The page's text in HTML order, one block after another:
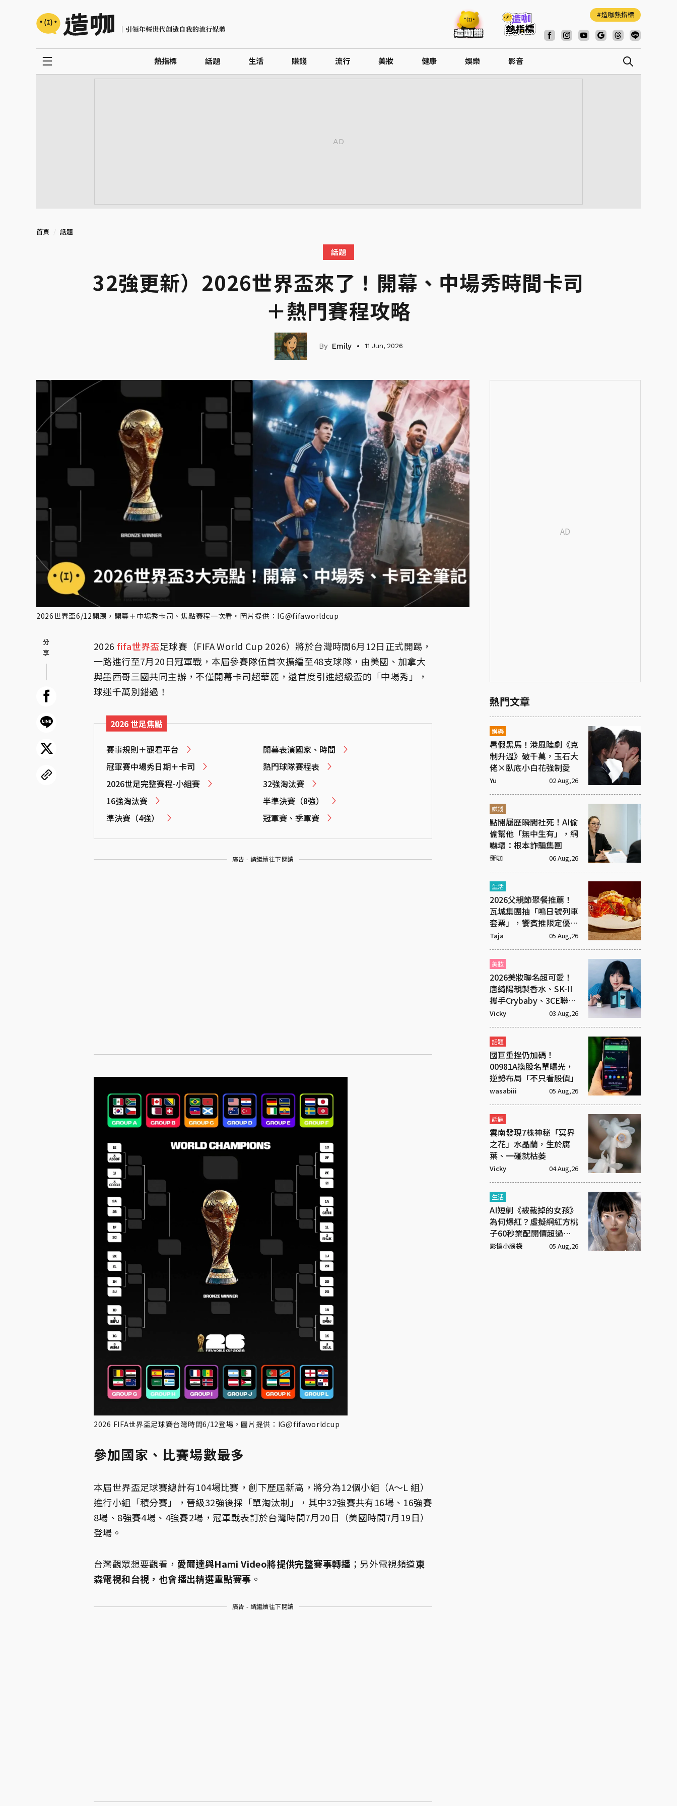
造咖熱指標
熱指標 話題 生活 賺錢 流行 美妝 健康 娛樂 影音
首頁 話題
話題
32強更新）2026世界盃來了！開幕、中場秀時間卡司
＋熱門賽程攻略
Emily 11 Jun, 2026
2026世界盃6/12開踢，開幕＋中場秀卡司、焦點賽程一次看。圖片提供：IG@fifaworldcup
2026 fifa世界盃足球賽（FIFA World Cup 2026）將於台灣時間6月12日正式開踢，
一路進行至7月20日冠軍戰，本屆參賽隊伍首次擴編至48支球隊，由美國、加拿大
與墨西哥三國共同主辦，不僅開幕卡司超華麗，還首度引進超級盃的「中場秀」，
球迷千萬別錯過！
2026 世足焦點
賽事規則＋觀看平台
開幕表演國家、時間
冠軍賽中場秀日期＋卡司
熱門球隊賽程表
2026世足完整賽程-小組賽
32強淘汰賽
16強淘汰賽
半準決賽（8強）
準決賽（4強）
冠軍賽、季軍賽
廣告 - 請繼續往下閱讀
2026 FIFA世界盃足球賽台灣時間6/12登場。圖片提供：IG@fifaworldcup
參加國家、比賽場數最多
本屆世界盃足球賽總計有104場比賽，創下歷屆新高，將分為12個小組（A～L 組）
進行小組「積分賽」，晉級32強後採「單淘汰制」，其中32強賽共有16場、16強賽
8場、8強賽4場、4強賽2場，冠軍戰表訂於台灣時間7月20日（美國時間7月19日）
登場。
台灣觀眾想要觀看， 愛爾達與Hami Video將提供完整賽事轉播 ；另外電視頻道東
森電視和台視，也會播出精選重點賽事 。
廣告 - 請繼續往下閱讀
熱門文章
娛樂
暑假黑馬！港風陸劇《克
制升溫》破千萬，玉石大
佬×臥底小白花強制愛
Yu 02 Aug,26
賺錢
點開履歷瞬間社死！AI偷
偷幫他「無中生有」，網
嚇壞：根本詐騙集團
掰咖 06 Aug,26
生活
2026父親節聚餐推薦！
瓦城集團抽「鳴日號列車
套票」，饗賓推限定優惠
一次看
Taja 05 Aug,26
美妝
2026美妝聯名超可愛！
唐綺陽親製香水、SK-II
攜手Crybaby、3CE聯名
超潮飾品
Vicky 03 Aug,26
話題
國巨重挫仍加碼！
00981A換股名單曝光，
逆勢布局「不只看股價」
wasabiii 05 Aug,26
話題
雲南發現7株神秘「冥界
之花」水晶蘭，生於腐
葉、一碰就枯萎
Vicky 04 Aug,26
生活
AI短劇《被裁掉的女孩》
為何爆紅？虛擬網紅方桃
子60秒業配開價超過百
萬元
影憶小腦袋 05 Aug,26